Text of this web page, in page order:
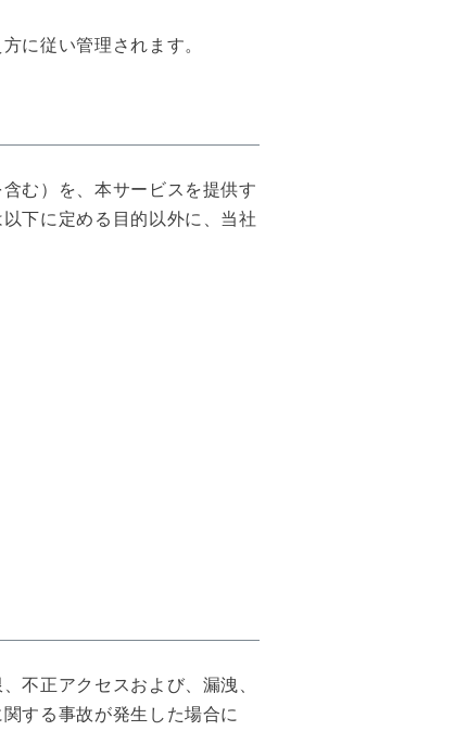
に従い管理されます。
む）を、本サービスを提供す
下に定める目的以外に、当社
不正アクセスおよび、漏洩、
する事故が発生した場合に